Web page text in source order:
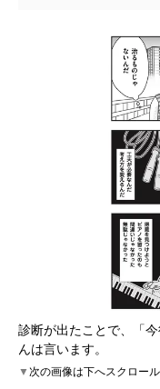
診断が出たことで、「
んは言います。
▼次の画像は下へスクロー